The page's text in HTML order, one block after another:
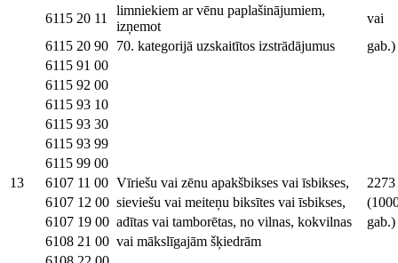
6115 20 11
limniekiem ar vēnu paplašinājumiem,
izņemot
vai
6115 20 90 70. kategorijā uzskaitītos izstrādājumus
gab.)
6115 91 00
6115 92 00
6115 93 10
6115 93 30
6115 93 99
6115 99 00
13
6107 11 00 Vīriešu vai zēnu apakšbikses vai īsbikses,
2273
6107 12 00 sieviešu vai meiteņu biksītes vai īsbikses,
6107 19 00 adītas vai tamborētas, no vilnas, kokvilnas
gab.)
6108 21 00 vai mākslīgajām šķiedrām